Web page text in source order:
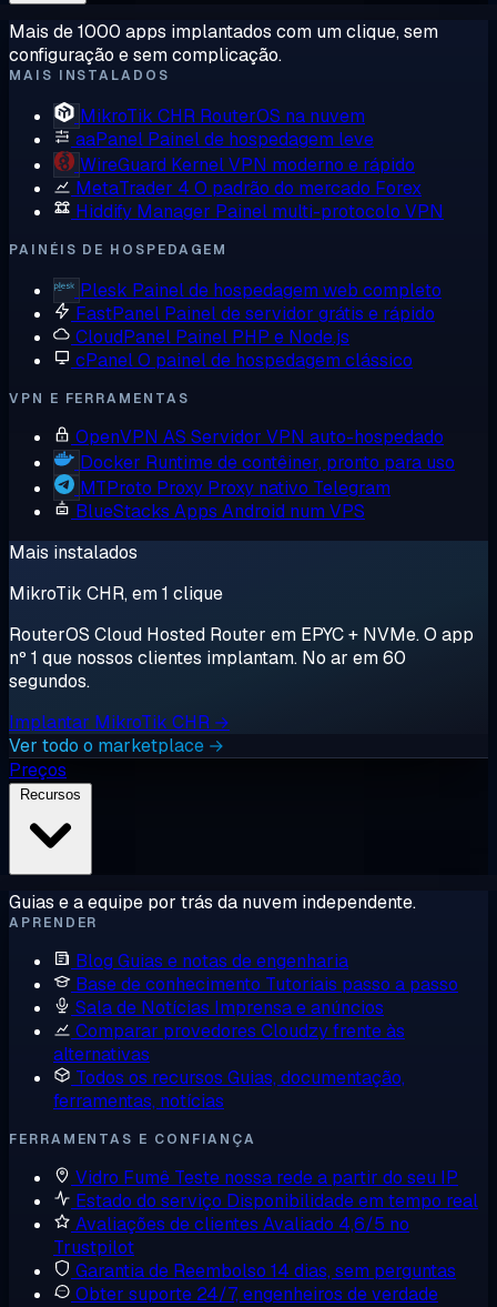
Mais de 1000 apps implantados com um clique, sem
configuração e sem complicação.
MAIS INSTALADOS
MikroTik CHR RouterOS na nuvem
aaPanel Painel de hospedagem leve
WireGuard Kernel VPN moderno e rápido
MetaTrader 4 O padrão do mercado Forex
Hiddify Manager Painel multi-protocolo VPN
PAINÉIS DE HOSPEDAGEM
Plesk Painel de hospedagem web completo
FastPanel Painel de servidor grátis e rápido
CloudPanel Painel PHP e Node.js
cPanelO painel de hospedagem clássico
VPN E FERRAMENTAS
OpenVPN AS Servidor VPN auto-hospedado
Docker Runtime de contêiner, pronto para uso
MTProto Proxy Proxy nativo Telegram
BlueStacks Apps Android num VPS
Mais instalados
MikroTik CHR, em 1 clique
RouterOS Cloud Hosted Router em EPYC + NVMe. O app
nº 1 que nossos clientes implantam. No ar em 60
segundos.
Implantar MikroTik CHR →
Ver todo o marketplace →
Preços
Guias e a equipe por trás da nuvem independente.
APRENDER
Blog Guias e notas de engenharia
Base de conhecimento Tutoriais passo a passo
Sala de Notícias Imprensa e anúncios
Comparar provedores Cloudzy frente às
alternativas
Todos os recursos Guias, documentação,
ferramentas, notícias
FERRAMENTAS E CONFIANÇA
Vidro Fumê Teste nossa rede a partir do seu IP
Estado do serviço Disponibilidade em tempo real
Avaliações de clientes Avaliado 4,6/5 no
Trustpilot
Garantia de Reembolso 14 dias, sem perguntas
Obter suporte 24/7, engenheiros de verdade